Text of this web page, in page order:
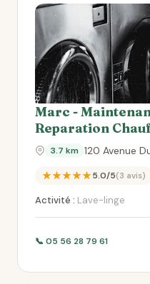
Marc -
Reparation
3.7 km 120 Avenue
★★★★★5.0/5(3 avis)
Activité : Lave-linge
📞 05 56 28 79 61